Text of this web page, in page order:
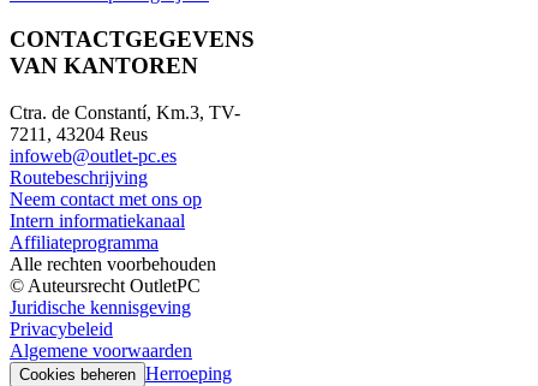
CONTACTGEGEVENS
VAN KANTOREN
Ctra. de Constantí, Km.3, TV-
7211, 43204 Reus
infoweb@outlet-pc.es
Routebeschrijving
Neem contact met ons op
Intern informatiekanaal
Affiliateprogramma
Alle rechten voorbehouden
© Auteursrecht OutletPC
Juridische kennisgeving
Privacybeleid
Algemene voorwaarden
Cookies beheren Herroeping